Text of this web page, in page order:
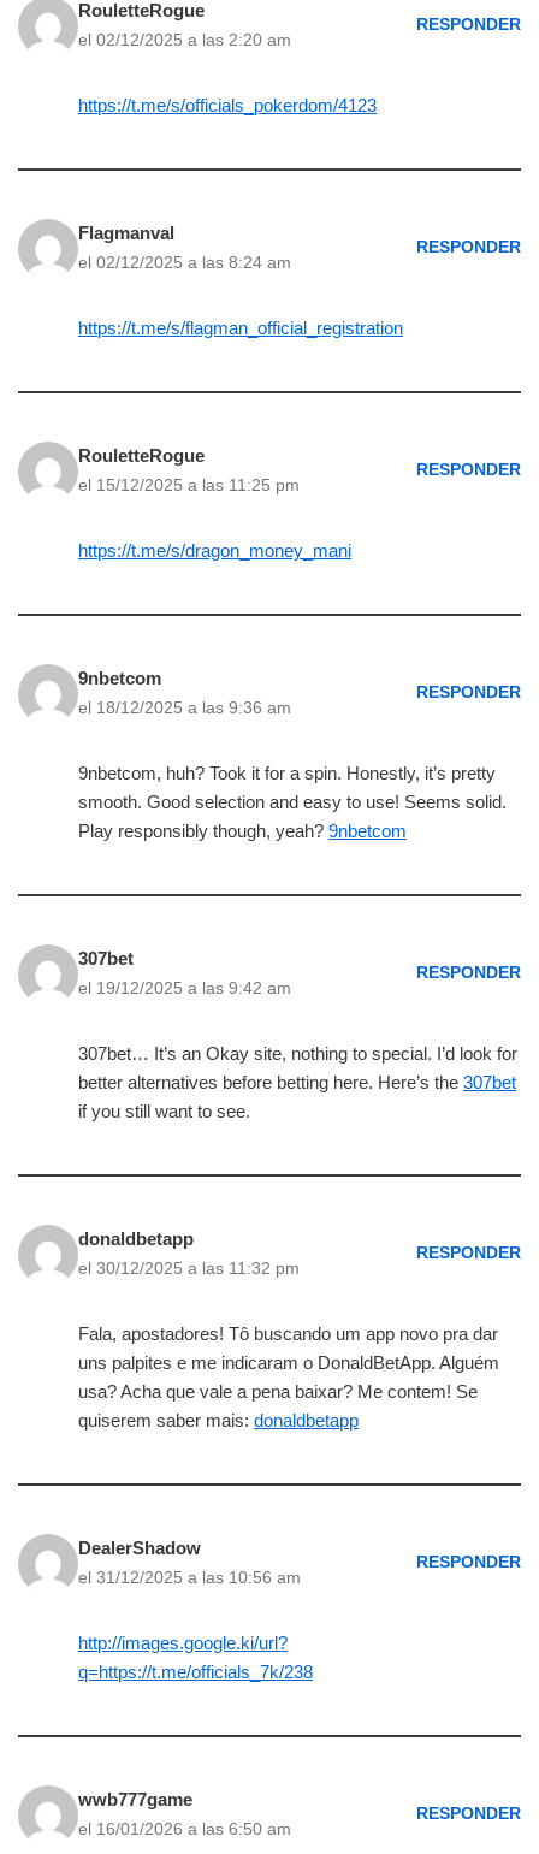
RouletteRogue
el 02/12/2025 a las 2:20 am
RESPONDER
https://t.me/s/officials_pokerdom/4123
Flagmanval
el 02/12/2025 a las 8:24 am
RESPONDER
https://t.me/s/flagman_official_registration
RouletteRogue
el 15/12/2025 a las 11:25 pm
RESPONDER
https://t.me/s/dragon_money_mani
9nbetcom
el 18/12/2025 a las 9:36 am
RESPONDER
9nbetcom, huh? Took it for a spin. Honestly, it’s pretty
smooth. Good selection and easy to use! Seems solid.
Play responsibly though, yeah? 9nbetcom
307bet
el 19/12/2025 a las 9:42 am
RESPONDER
307bet… It’s an Okay site, nothing to special. I’d look for
better alternatives before betting here. Here’s the 307bet
if you still want to see.
donaldbetapp
el 30/12/2025 a las 11:32 pm
RESPONDER
Fala, apostadores! Tô buscando um app novo pra dar
uns palpites e me indicaram o DonaldBetApp. Alguém
usa? Acha que vale a pena baixar? Me contem! Se
quiserem saber mais: donaldbetapp
DealerShadow
el 31/12/2025 a las 10:56 am
RESPONDER
http://images.google.ki/url?
q=https://t.me/officials_7k/238
wwb777game
el 16/01/2026 a las 6:50 am
RESPONDER